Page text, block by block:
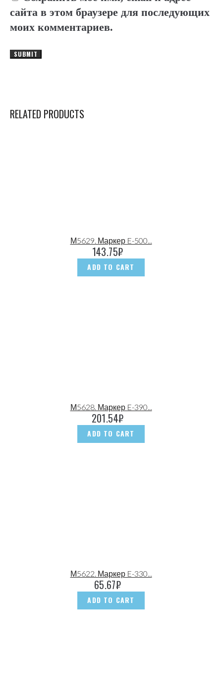
сайта в этом браузере для последующих
моих комментариев.
RELATED PRODUCTS
М5629. Маркер E-500...
143.75₽
ADD TO CART
М5628. Маркер E-390...
201.54₽
ADD TO CART
М5622. Маркер E-330...
65.67₽
ADD TO CART